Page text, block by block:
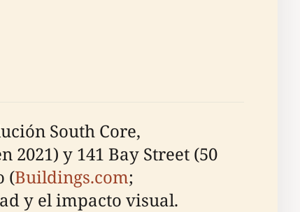
South Core,
y 141 Bay Street (50
(Buildings.com;
y el impacto visual.